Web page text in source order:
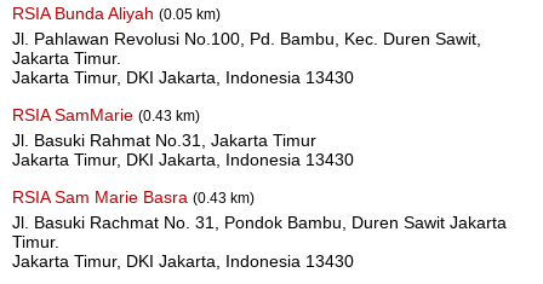
RSIA Bunda Aliyah (0.05 km)
Jl. Pahlawan Revolusi No.100, Pd. Bambu, Kec. Duren Sawit,
Jakarta Timur.
Jakarta Timur, DKI Jakarta, Indonesia 13430
RSIA SamMarie (0.43 km)
Jl. Basuki Rahmat No.31, Jakarta Timur
Jakarta Timur, DKI Jakarta, Indonesia 13430
RSIA Sam Marie Basra (0.43 km)
Jl. Basuki Rachmat No. 31, Pondok Bambu, Duren Sawit Jakarta
Timur.
Jakarta Timur, DKI Jakarta, Indonesia 13430